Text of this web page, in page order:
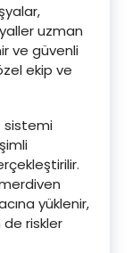
uzman
ve güvenli
ekip ve
sistemi
yüklenir,
de riskler